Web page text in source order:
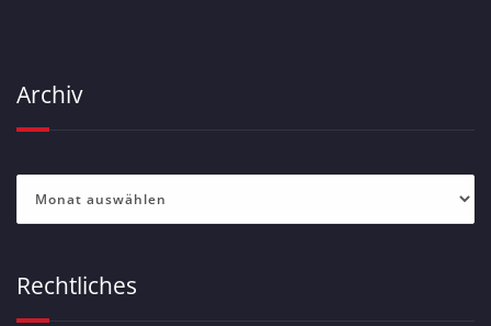
Archiv
Rechtliches